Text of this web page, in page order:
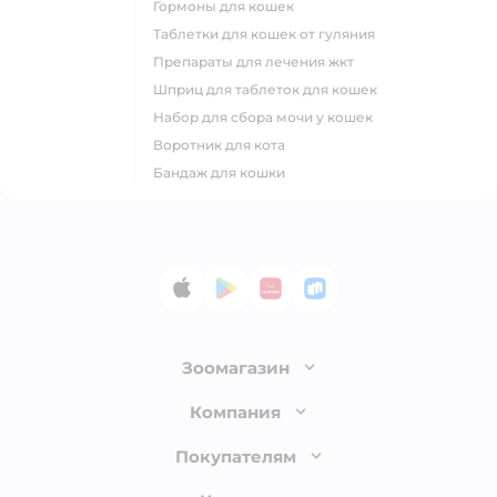
гормоны для кошек
таблетки для кошек от гуляния
препараты для лечения жкт
шприц для таблеток для кошек
набор для сбора мочи у кошек
воротник для кота
бандаж для кошки
App StoreGoogle Play
AppGallery
RuStore
Зоомагазин
Лицензия
Доставка и оплата
Компания
О компании
Покупателям